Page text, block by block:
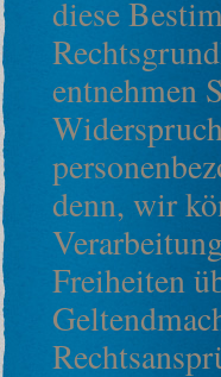
diese
entnehmen
denn, wir
Freiheiten